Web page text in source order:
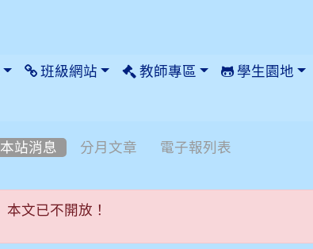
班級網站 教師專區 學生園地
本站消息 分月文章 電子報列表
本文已不開放！
本文已不開放！